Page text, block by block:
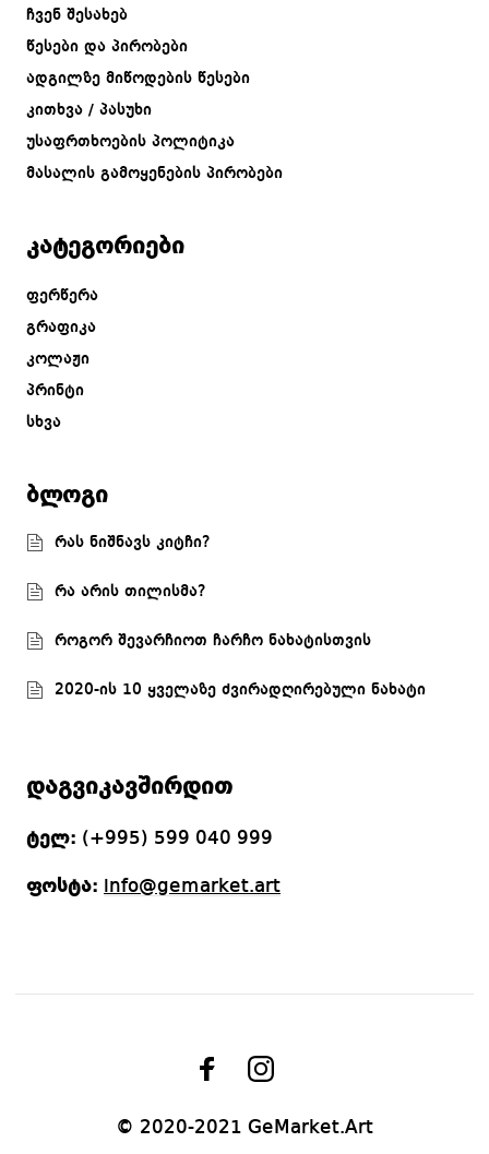
ჩვენ შესახებ
წესები და პირობები
ადგილზე მიწოდების წესები
კითხვა / პასუხი
უსაფრთხოების პოლიტიკა
მასალის გამოყენების პირობები
კატეგორიები
ფერწერა
გრაფიკა
კოლაჟი
პრინტი
სხვა
ბლოგი
რას ნიშნავს კიტჩი?
რა არის თილისმა?
როგორ შევარჩიოთ ჩარჩო ნახატისთვის
2020-ის 10 ყველაზე ძვირადღირებული ნახატი
დაგვიკავშირდით
ტელ: (+995) 599 040 999
ფოსტა: info@gemarket.art
© 2020-2021 GeMarket.Art